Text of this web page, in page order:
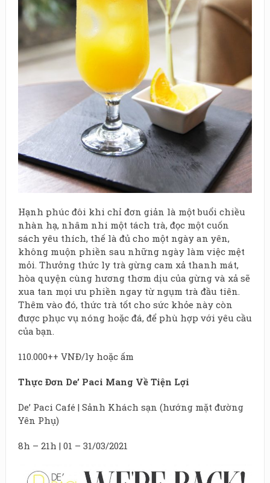
Hạnh phúc đôi khi chỉ đơn giản là một buổi chiều
nhàn hạ, nhâm nhi một tách trà, đọc một cuốn
sách yêu thích, thế là đủ cho một ngày an yên,
không muộn phiền sau những ngày làm việc mệt
mỏi. Thưởng thức ly trà gừng cam xả thanh mát,
hòa quyện cùng hương thơm dịu của gừng và xả sẽ
xua tan mọi ưu phiền ngay từ ngụm trà đầu tiên.
Thêm vào đó, thức trà tốt cho sức khỏe này còn
được phục vụ nóng hoặc đá, để phù hợp với yêu cầu
của bạn.
110.000++ VNĐ/ly hoặc ấm
Thực Đơn De’ Paci Mang Về Tiện Lợi
De’ Paci Café | Sảnh Khách sạn (hướng mặt đường
Yên Phụ)
8h – 21h | 01 – 31/03/2021